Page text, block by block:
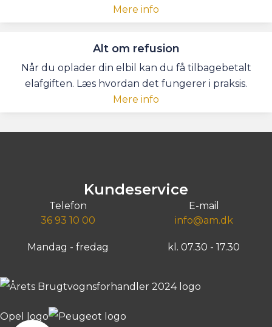
Mere info
Alt om refusion
Når du oplader din elbil kan du få tilbagebetalt
elafgiften. Læs hvordan det fungerer i praksis.
Mere info
Kundeservice
Telefon
36 93 10 00
E-mail
info@am.dk
Mandag - fredag kl. 07.30 - 17.30